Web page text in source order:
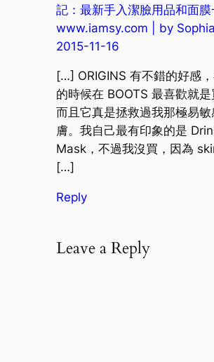
記：最新手入潔臉用品和面膜
www.iamsy.com | by
2015-11-16
[…] ORIGINS 有不錯的好感
的時候在 BOOTS 最喜歡就是
而且它真是拯救過我那極易敏
膚。我自己最有印象的是
Mask，不過我沒買，因為
[…]
Reply
Leave a Reply